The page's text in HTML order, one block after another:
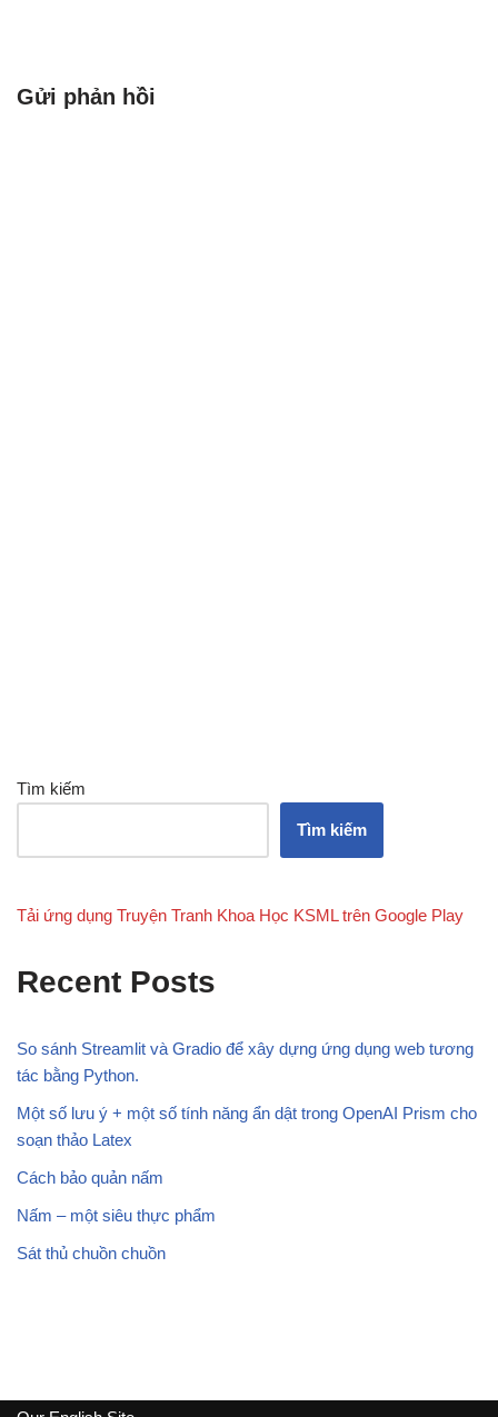
Gửi phản hồi
Tìm kiếm
Tìm kiếm
Tải ứng dụng Truyện Tranh Khoa Học KSML trên Google Play
Recent Posts
So sánh Streamlit và Gradio để xây dựng ứng dụng web tương
tác bằng Python.
Một số lưu ý + một số tính năng ẩn dật trong OpenAI Prism cho
soạn thảo Latex
Cách bảo quản nấm
Nấm – một siêu thực phẩm
Sát thủ chuồn chuồn